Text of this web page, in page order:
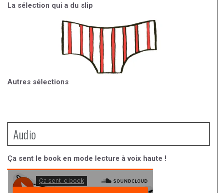
La sélection qui a du slip
Autres sélections
Audio
Ça sent le book en mode lecture à voix haute !